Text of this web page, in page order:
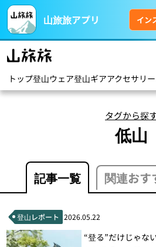
山旅旅アプリ イン
トップ登山ウェア登山ギアアクセサリー
タグから探
低山
記事一覧 関連おす
登山レポート 2026.05.22
“登る”だけじゃな